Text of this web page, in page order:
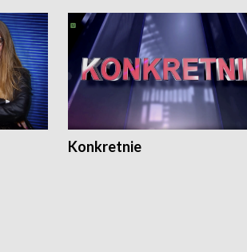
Konkretnie